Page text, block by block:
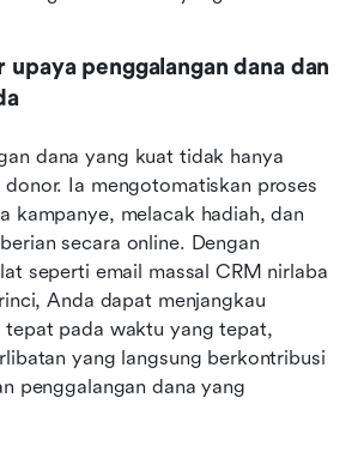
penggalangan dana dan
dana yang kuat tidak hanya
Ia mengotomatiskan proses
kampanye, melacak hadiah, dan
secara online. Dengan
seperti email massal CRM nirlaba
Anda dapat menjangkau
tepat pada waktu yang tepat,
yang langsung berkontribusi
penggalangan dana yang